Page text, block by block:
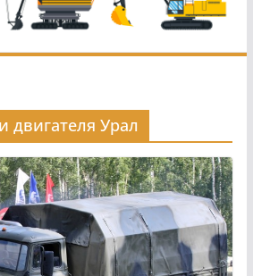
двигателя Урал